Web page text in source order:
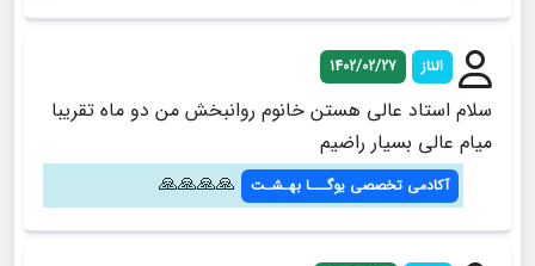
الناز 1402/02/27
سلام استاد عالی هستن خانوم روانبخش من دو ماه تقریبا
میام عالی بسیار راضیم
آکادمی تخصصی یوگـــا بهـشـت 🙏🙏🙏🙏